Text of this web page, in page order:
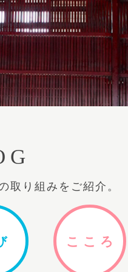
取り組みをご紹介。
ここ ろ